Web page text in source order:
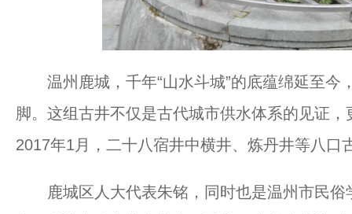
温州鹿城，千年“山水斗城”的底蕴绵延至今
脚。这组古井不仅是古代城市供水体系的见证
2017年1月，二十八宿井中横井、炼丹井等八口
鹿城区人大代表朱铭，同时也是温州市民俗